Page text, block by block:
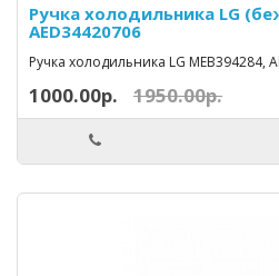
Ручка холодильника LG
AED34420706
Ручка холодильника LG МЕВ394284,
1000.00р. 1950.00р.